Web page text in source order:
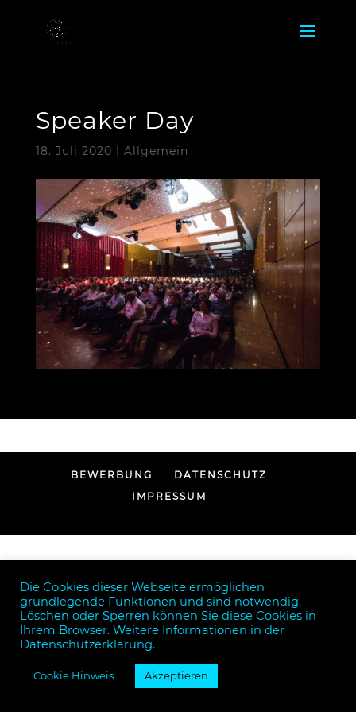
Speaker Day
18. Juli 2020 | Allgemein
BEWERBUNG
DATENSCHUTZ
IMPRESSUM
Die Cookies dieser Webseite ermöglichen
grundlegende Funktionen und sind notwendig.
Löschen oder Sperren können Sie diese Cookies in
Ihrem Browser. Weitere Informationen in der
Datenschutzerklärung.
Cookie Hinweis Akzeptieren